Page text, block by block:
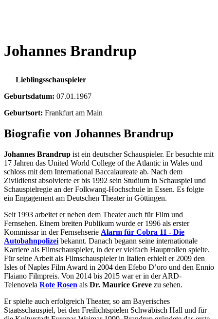
Johannes Brandrup
Lieblingsschauspieler
Geburtsdatum: 07.01.1967
Geburtsort: Frankfurt am Main
Biografie von Johannes Brandrup
Johannes Brandrup ist ein deutscher Schauspieler. Er besuchte mit
17 Jahren das United World College of the Atlantic in Wales und
schloss mit dem International Baccalaureate ab. Nach dem
Zivildienst absolvierte er bis 1992 sein Studium in Schauspiel und
Schauspielregie an der Folkwang-Hochschule in Essen. Es folgte
ein Engagement am Deutschen Theater in Göttingen.
Seit 1993 arbeitet er neben dem Theater auch für Film und
Fernsehen. Einem breiten Publikum wurde er 1996 als erster
Kommissar in der Fernsehserie Alarm für Cobra 11 - Die
Autobahnpolizei bekannt. Danach begann seine internationale
Karriere als Filmschauspieler, in der er vielfach Hauptrollen spielte.
Für seine Arbeit als Filmschauspieler in Italien erhielt er 2009 den
Isles of Naples Film Award in 2004 den Efebo D’oro und den Ennio
Flaiano Filmpreis. Von 2014 bis 2015 war er in der ARD-
Telenovela Rote Rosen als Dr. Maurice Greve zu sehen.
Er spielte auch erfolgreich Theater, so am Bayerisches
Staatsschauspiel, bei den Freilichtspielen Schwäbisch Hall und für